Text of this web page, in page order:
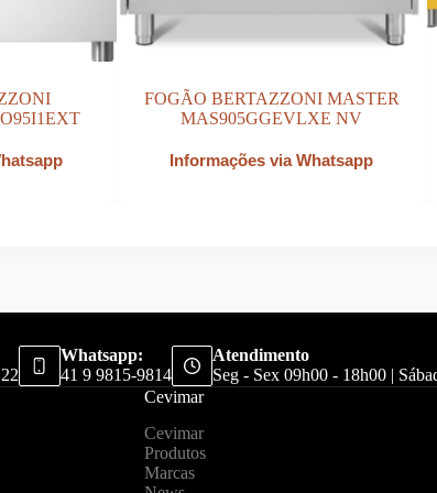
FOGÃO BERTAZZONI MASTER
MAS905GGEVLXE NV
Informações via Whatsapp
Whatsapp:
41 9 9815-9814
Atendimento
Seg - Sex 09h00 - 18h00 |
Cevimar
Cevimar
Produtos
Marcas